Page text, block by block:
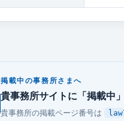
掲載中の事務所さまへ
貴事務所サイトに「掲載中
貴事務所の掲載ページ番号は